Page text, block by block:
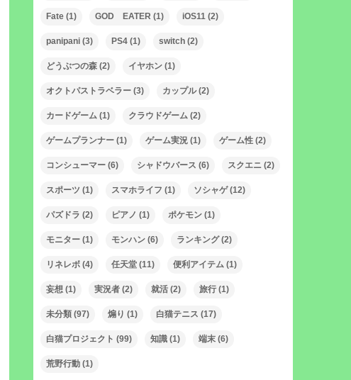
Fate (1) GOD EATER (1) iOS11 (2)
panipani (3) PS4 (1) switch (2)
どうぶつの森 (2) イヤホン (1)
オクトパストラベラー (3) カップル(2)
カードゲーム (1) クラウドゲーム (2)
ゲームプランナー (1) ゲーム実況 (1) ゲーム性 (2)
コンシューマー (6) シャドウバース (6) スクエニ (2)
スポーツ (1) スマホライフ (1) ソシャゲ(12)
パズドラ (2) ピアノ (1) ポケモン (1)
モニター (1) モンハン (6) ランキング(2)
リネレボ (4) 任天堂 (11) 便利アイテム (1)
妄想 (1) 実況者 (2) 就活 (2) 旅行 (1)
未分類 (97) 煽り (1) 白猫テニス (17)
白猫プロジェクト (99) 知識 (1) 端末 (6)
荒野行動 (1)